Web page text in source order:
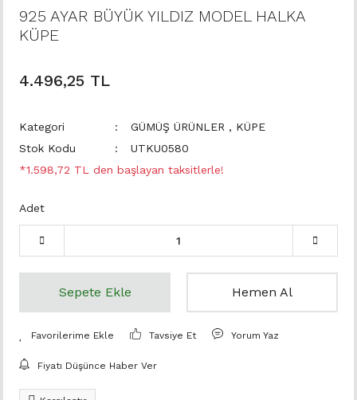
925 AYAR BÜYÜK YILDIZ MODEL HALKA
KÜPE
4.496,25 TL
Kategori GÜMÜŞ ÜRÜNLER , KÜPE
Stok Kodu
UTKU0580
*1.598,72 TL den başlayan taksitlerle!
Adet
Sepete Ekle Hemen Al
Tavsiye Et Yorum Yaz
Fiyatı Düşünce Haber Ver